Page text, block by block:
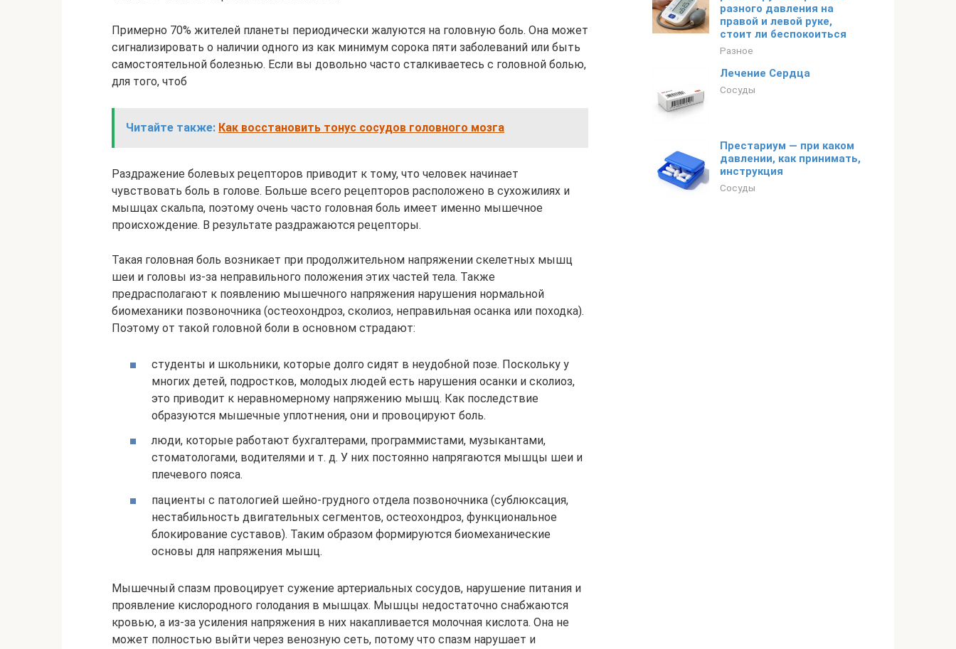
Примерно 70% жителей планеты периодически жалуются на головную боль. Она может
сигнализировать о наличии одного из как минимум сорока пяти заболеваний или быть
самостоятельной болезнью. Если вы довольно часто сталкиваетесь с головной болью,
для того, чтоб
Читайте также: Как восстановить тонус сосудов головного мозга
Раздражение болевых рецепторов приводит к тому, что человек начинает
чувствовать боль в голове. Больше всего рецепторов расположено в сухожилиях и
мышцах скальпа, поэтому очень часто головная боль имеет именно мышечное
происхождение. В результате раздражаются рецепторы.
Такая головная боль возникает при продолжительном напряжении скелетных мышц
шеи и головы из-за неправильного положения этих частей тела. Также
предрасполагают к появлению мышечного напряжения нарушения нормальной
биомеханики позвоночника (остеохондроз, сколиоз, неправильная осанка или походка).
Поэтому от такой головной боли в основном страдают:
студенты и школьники, которые долго сидят в неудобной позе. Поскольку у
многих детей, подростков, молодых людей есть нарушения осанки и сколиоз,
это приводит к неравномерному напряжению мышц. Как последствие
образуются мышечные уплотнения, они и провоцируют боль.
люди, которые работают бухгалтерами, программистами, музыкантами,
стоматологами, водителями и т. д. У них постоянно напрягаются мышцы шеи и
плечевого пояса.
пациенты с патологией шейно-грудного отдела позвоночника (сублюксация,
нестабильность двигательных сегментов, остеохондроз, функциональное
блокирование суставов). Таким образом формируются биомеханические
основы для напряжения мышц.
Мышечный спазм провоцирует сужение артериальных сосудов, нарушение питания и
проявление кислородного голодания в мышцах. Мышцы недостаточно снабжаются
кровью, а из-за усиления напряжения в них накапливается молочная кислота. Она не
может полностью выйти через венозную сеть, потому что спазм нарушает и
разного давления на
правой и левой руке,
стоит ли беспокоиться
Разное
Лечение Сердца
Сосуды
Престариум — при каком
давлении, как принимать,
инструкция
Сосуды